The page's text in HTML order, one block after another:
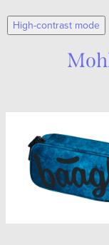
High-contrast mode